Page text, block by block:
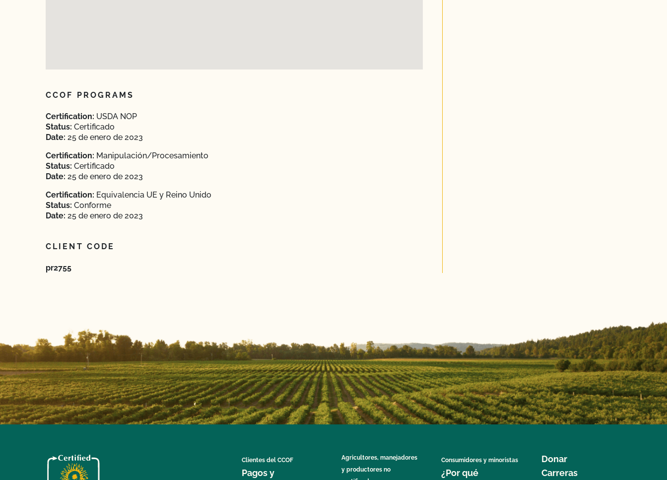
CCOF PROGRAMS
Certification: USDA NOP
Status: Certificado
Date: 25 de enero de 2023
Certification: Manipulación/Procesamiento
Status: Certificado
Date: 25 de enero de 2023
Certification: Equivalencia UE y Reino Unido
Status: Conforme
Date: 25 de enero de 2023
CLIENT CODE
pr2755
Clientes del CCOF
Pagos y
Agricultores, manejadores
y productores no
Consumidores y minoristas
¿Por qué
Donar
Carreras